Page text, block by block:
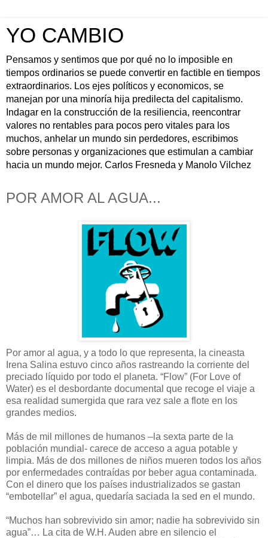
YO CAMBIO
Pensamos y sentimos que por qué no lo imposible en
tiempos ordinarios se puede convertir en factible en tiempos
extraordinarios. Los ejes políticos y economicos, se
manejan por una minoría hija predilecta del capitalismo.
Indagar en la construcción de la resiliencia, reencontrar
valores no rentables para pocos pero vitales para los
muchos, anhelar un mundo sin perdedores, escribimos
sobre personas y organizaciones que estimulan a cambiar
hacia un mundo mejor. Carlos Fresneda y Manolo Vilchez
POR AMOR AL AGUA...
Por amor al agua, y a todo lo que representa, la cineasta
Irena Salina estuvo cinco años rastreando la corriente del
preciado líquido por todo el planeta. “Flow” (For Love of
Water) es el desbordante documental que recoge el viaje a
esa realidad sumergida que rara vez sale a flote en los
grandes medios.
Más de mil millones de humanos –la sexta parte de la
población mundial- carece de acceso a agua potable y
limpia. Más de dos millones de niños mueren todos los años
por enfermedades contraídas por beber agua contaminada.
Con el dinero que los países industrializados se gastan
“embotellar” el agua, quedaría saciada la sed en el mundo.
“Muchos han sobrevivido sin amor; nadie ha sobrevivido sin
agua”… La cita de W.H. Auden abre en silencio el